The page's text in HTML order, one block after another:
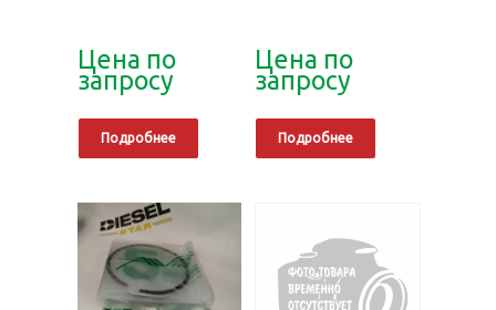
Цена по
запросу
Подробнее
Цена по
запросу
Подробнее